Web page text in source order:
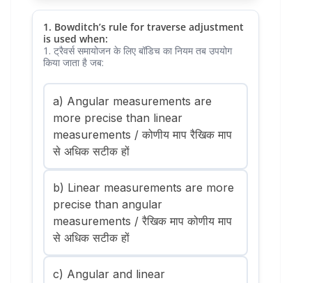
1. Bowditch’s rule for traverse adjustment
is used when:
1. ट्रैवर्स समायोजन के लिए बॉडिच का नियम तब उपयोग
किया जाता है जब:
a) Angular measurements are
more precise than linear
measurements / कोणीय माप रैखिक माप
से अधिक सटीक हों
b) Linear measurements are more
precise than angular
measurements / रैखिक माप कोणीय माप
से अधिक सटीक हों
c) Angular and linear